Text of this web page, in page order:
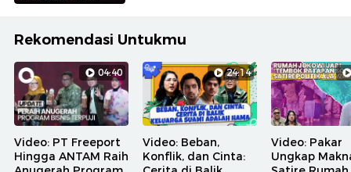
Rekomendasi Untukmu
04:40
Video: PT Freeport
Hingga ANTAM Raih
24:14
Video: Beban,
Konflik, dan Cinta:
Video: Pakar
Ungkap